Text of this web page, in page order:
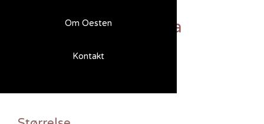
Om Oesten
Kontakt
Sydhavn 4 Aabenraa